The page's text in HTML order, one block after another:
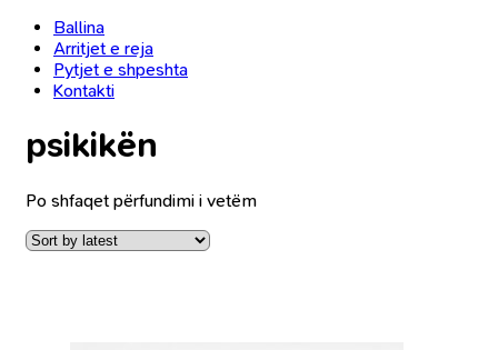
Ballina
Arritjet e reja
Pytjet e shpeshta
Kontakti
psikikën
Po shfaqet përfundimi i vetëm